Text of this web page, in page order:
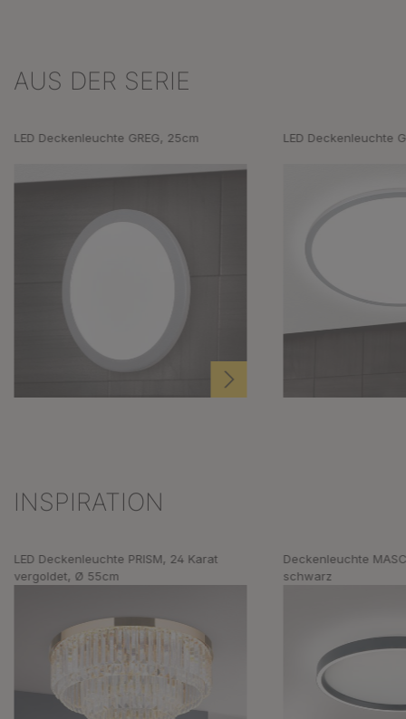
Produktgalerie überspringen
AUS DER SERIE
LED Deckenleuchte GREG, 25cm LED Deckenleuchte
Produktgalerie überspringen
INSPIRATION
LED Deckenleuchte PRISM, 24 Karat
vergoldet, Ø 55cm
Deckenleuchte
schwarz